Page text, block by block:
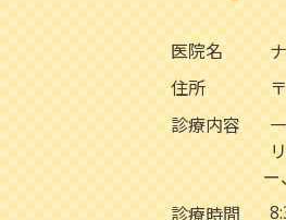
医院名
住所
診療内容
ー
診療時間